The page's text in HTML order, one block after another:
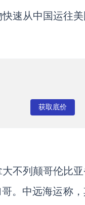
快速从中国运往
获取底价
不列颠哥伦比
。中远海运称，